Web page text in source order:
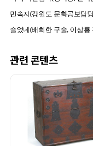
민속지(강원도 문화공보담
슬었네(배희한 구술, 이상
관련 콘텐츠